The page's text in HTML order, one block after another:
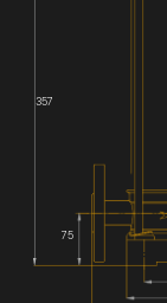
357
75